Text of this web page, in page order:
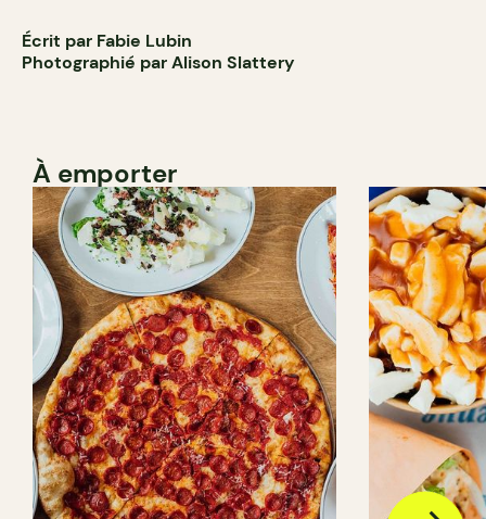
Écrit par Fabie Lubin
Photographié par Alison Slattery
À emporter